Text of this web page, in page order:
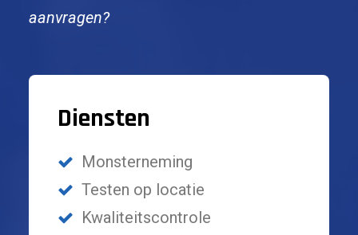
aanvragen?
Diensten
Monsterneming
Testen op locatie
Kwaliteitscontrole